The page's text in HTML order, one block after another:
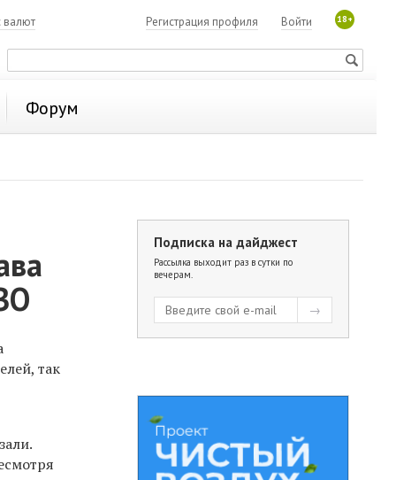
валют 18+
Войти
Регистрация профиля
Форум
так
Подписка на дайджест
Рассылка выходит раз в сутки по
вечерам.